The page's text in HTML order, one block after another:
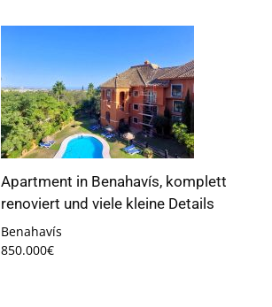
Apartment in Benahavís, komplett
renoviert und viele kleine Details
Benahavís
850.000€